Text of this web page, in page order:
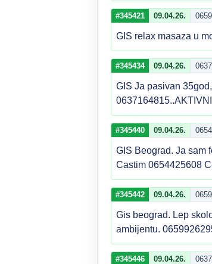
#345421 09.04.26.
GIS relax masaza u
#345434 09.04.26.
GIS Ja pasivan
#345440 09.04.26.
GIS Beograd. Ja sam
Castim 0654425608
#345442 09.04.26.
Gis beograd. Lep
ambijentu.
#345446 09.04.26.